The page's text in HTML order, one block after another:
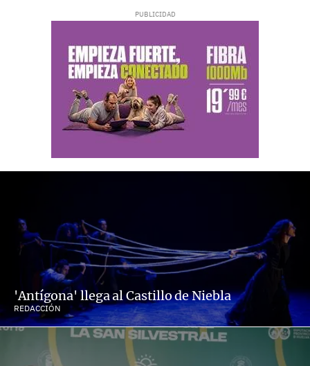
'Antígona' llega al Castillo de Niebla
REDACCIÓN